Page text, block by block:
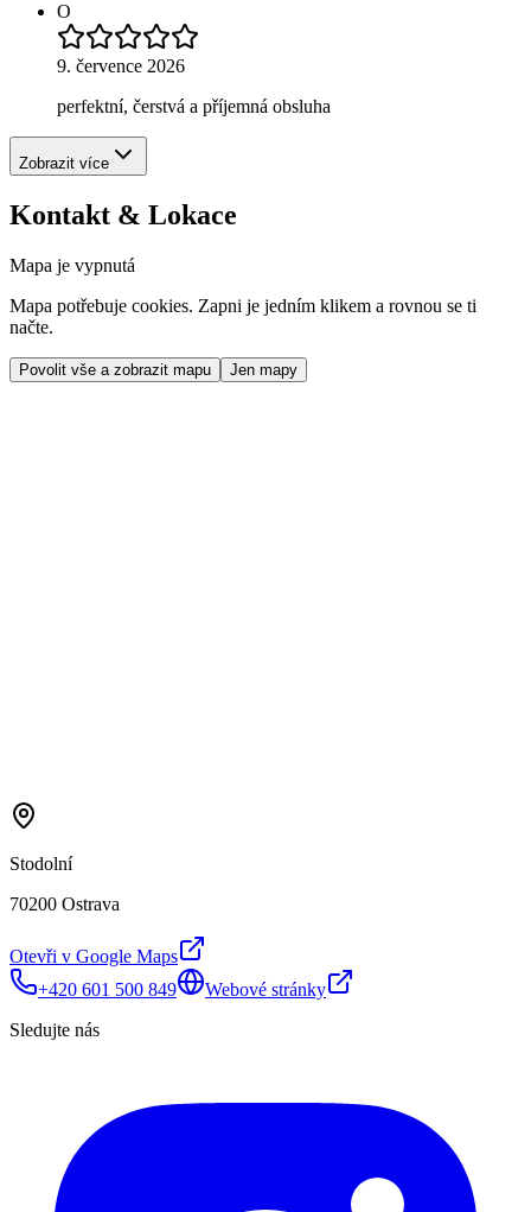
O
9. července 2026
perfektní, čerstvá a příjemná obsluha
Zobrazit více
Kontakt & Lokace
Mapa je vypnutá
Mapa potřebuje cookies. Zapni je jedním klikem a rovnou se ti
načte.
Povolit vše a zobrazit mapu Jen mapy
Stodolní
70200 Ostrava
Otevři v Google Maps
+420 601 500 849
Webové stránky
Sledujte nás